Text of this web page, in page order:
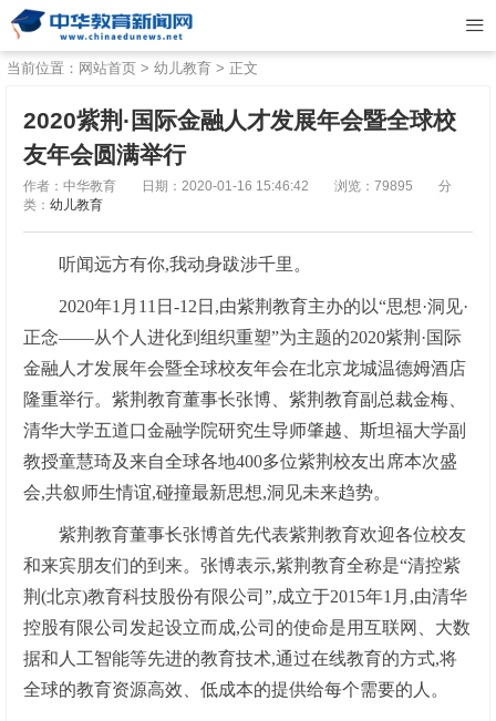
当前位置： 网站首页 > 幼儿教育 > 正文
2020紫荆·国际金融人才发展年会暨全球校
友年会圆满举行
作者：中华教育 日期：2020-01-16 15:46:42 浏览：79895
分
类： 幼儿教育
听闻远方有你,我动身跋涉千里。
2020年1月11日-12日,由紫荆教育主办的以“思想·洞见·
正念——从个人进化到组织重塑”为主题的2020紫荆·国际
金融人才发展年会暨全球校友年会在北京龙城温德姆酒店
隆重举行。紫荆教育董事长张博、紫荆教育副总裁金梅、
清华大学五道口金融学院研究生导师肇越、斯坦福大学副
教授童慧琦及来自全球各地400多位紫荆校友出席本次盛
会,共叙师生情谊,碰撞最新思想,洞见未来趋势。
紫荆教育董事长张博首先代表紫荆教育欢迎各位校友
和来宾朋友们的到来。张博表示,紫荆教育全称是“清控紫
荆(北京)教育科技股份有限公司”,成立于2015年1月,由清华
控股有限公司发起设立而成,公司的使命是用互联网、大数
据和人工智能等先进的教育技术,通过在线教育的方式,将
全球的教育资源高效、低成本的提供给每个需要的人。